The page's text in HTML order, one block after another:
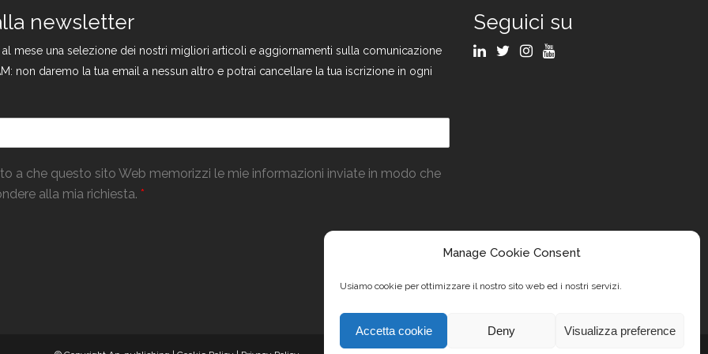
Manage Cookie Consent
Usiamo cookie per ottimizzare il nostro sito web ed i nostri servizi.
Accetta cookie Deny Visualizza preference
newsletter
al mese una selezione dei nostri migliori articoli e aggiornamenti sulla comunicazione
non daremo la tua email a nessun altro e potrai cancellare la tua iscrizione in ogni
a che questo sito Web memorizzi le mie informazioni inviate in modo che
alla mia richiesta. *
Seguici su